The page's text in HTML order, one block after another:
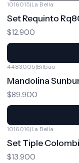
1016015|La Bella
Set Requinto
$12.900
4483005|Bilbao
Mandolina
$89.900
1016016|La Bella
Set Tiple
$13.900